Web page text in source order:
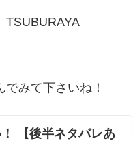
TSUBURAYA
みて下さいね！
【後半ネタバレあ